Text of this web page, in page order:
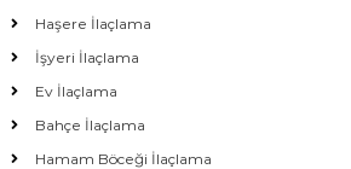
Haşere İlaçlama
İşyeri İlaçlama
Ev İlaçlama
Bahçe İlaçlama
Hamam Böceği İlaçlama